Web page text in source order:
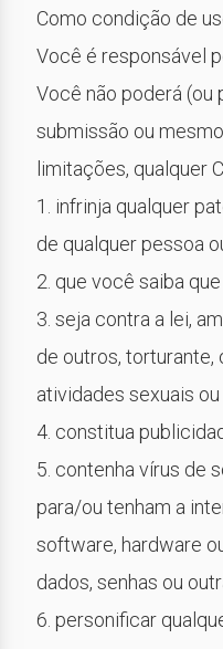
Como condição de
Você é responsável
Você não poderá (ou
submissão ou
limitações, qualquer
1. infrinja qualquer
de qualquer pessoa
2. que você saiba
3. seja contra a lei,
de outros, torturante,
atividades sexuais
4. constitua
5. contenha vírus de
para/ou tenham a
software, hardware
dados, senhas ou
6. personificar